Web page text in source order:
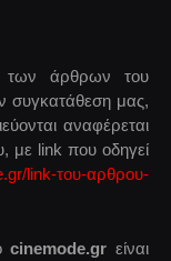
των άρθρων του
συγκατάθεση μας,
αναφέρεται
με link που οδηγεί
link-του-αρθρου-
cinemode.gr είναι